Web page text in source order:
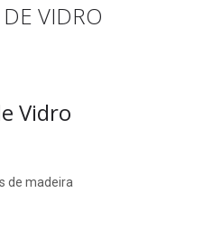
VIDRO
Vidro
de madeira